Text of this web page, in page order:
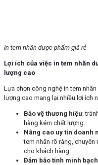
In tem nhãn dược phẩm giá rẻ
Lợi ích của việc in tem nhãn
lượng cao
Lựa chọn công nghệ in tem
lượng cao mang lại nhiều lợi ích
Bảo vệ thương hiệu:
hàng kém chất lượng.
Nâng cao uy tín doanh
tem nhãn rõ ràng,
cho khách hàng.
Đảm bảo tính minh bạch